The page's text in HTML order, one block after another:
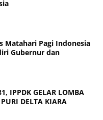
Matahari Pagi Indonesia
Gubernur dan
IPPDK GELAR LOMBA
DELTA KIARA